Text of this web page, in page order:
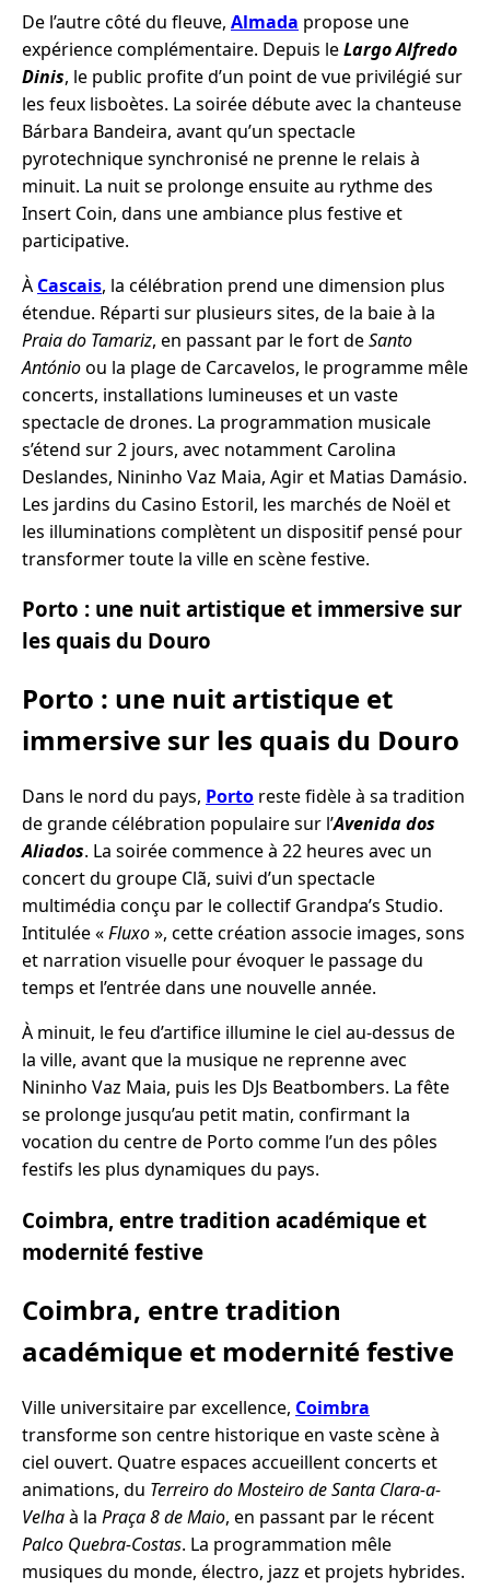
De l’autre côté du fleuve, Almada propose une
expérience complémentaire. Depuis leLargo Alfredo
Dinis, le public profite d’un point de vue privilégié sur
les feux lisboètes. La soirée débute avec la chanteuse
Bárbara Bandeira, avant qu’un spectacle
pyrotechnique synchronisé ne prenne le relais à
minuit. La nuit se prolonge ensuite au rythme des
Insert Coin, dans une ambiance plus festive et
participative.
À Cascais, la célébration prend une dimension plus
étendue. Réparti sur plusieurs sites, de la baie à la
Praia do Tamariz, en passant par le fort deSanto
Antónioou la plage de Carcavelos, le programme mêle
concerts, installations lumineuses et un vaste
spectacle de drones. La programmation musicale
s’étend sur 2 jours, avec notamment Carolina
Deslandes, Nininho Vaz Maia, Agir et Matias Damásio.
Les jardins du Casino Estoril, les marchés de Noël et
les illuminations complètent un dispositif pensé pour
transformer toute la ville en scène festive.
Porto : une nuit artistique et immersive sur
les quais du Douro
Porto : une nuit artistique et
immersive sur les quais du Douro
Dans le nord du pays, Porto reste fidèle à sa tradition
de grande célébration populaire sur l’Avenida dos
Aliados. La soirée commence à 22 heures avec un
concert du groupe Clã, suivi d’un spectacle
multimédia conçu par le collectif Grandpa’s Studio.
Intitulée «Fluxo», cette création associe images, sons
et narration visuelle pour évoquer le passage du
temps et l’entrée dans une nouvelle année.
À minuit, le feu d’artifice illumine le ciel au-dessus de
la ville, avant que la musique ne reprenne avec
Nininho Vaz Maia, puis les DJs Beatbombers. La fête
se prolonge jusqu’au petit matin, confirmant la
vocation du centre de Porto comme l’un des pôles
festifs les plus dynamiques du pays.
Coimbra, entre tradition académique et
modernité festive
Coimbra, entre tradition
académique et modernité festive
Ville universitaire par excellence, Coimbra
transforme son centre historique en vaste scène à
ciel ouvert. Quatre espaces accueillent concerts et
animations, du Terreiro do Mosteiro de Santa Clara-a-
Velhaà la Praça 8 de Maio, en passant par le récent
Palco Quebra-Costas. La programmation mêle
musiques du monde, électro, jazz et projets hybrides.